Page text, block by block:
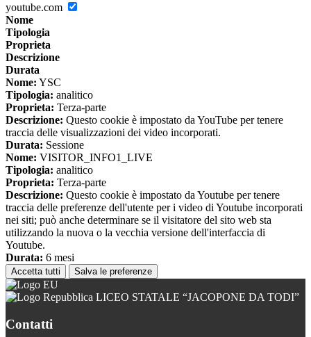
youtube.com
Nome
Tipologia
Proprieta
Descrizione
Durata
Nome: YSC
Tipologia: analitico
Proprieta: Terza-parte
Descrizione: Questo cookie è impostato da YouTube per tenere
traccia delle visualizzazioni dei video incorporati.
Durata: Sessione
Nome: VISITOR_INFO1_LIVE
Tipologia: analitico
Proprieta: Terza-parte
Descrizione: Questo cookie è impostato da Youtube per tenere
traccia delle preferenze dell'utente per i video di Youtube incorporati
nei siti; può anche determinare se il visitatore del sito web sta
utilizzando la nuova o la vecchia versione dell'interfaccia di
Youtube.
Durata: 6 mesi
Accetta tutti Salva le preferenze
LICEO STATALE “JACOPONE DA TODI”
Contatti